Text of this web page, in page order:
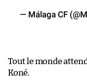
— Málaga CF
Tout le monde
Koné.